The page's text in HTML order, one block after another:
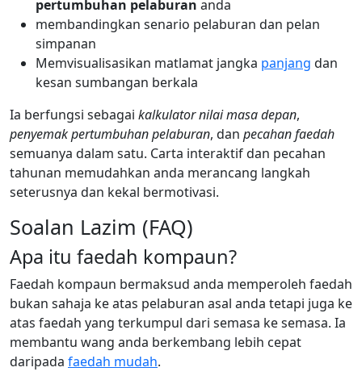
pertumbuhan pelaburan anda
membandingkan senario pelaburan dan pelan
simpanan
Memvisualisasikan matlamat jangka panjang dan
kesan sumbangan berkala
Ia berfungsi sebagai kalkulator nilai masa depan,
penyemak pertumbuhan pelaburan, dan pecahan faedah
semuanya dalam satu. Carta interaktif dan pecahan
tahunan memudahkan anda merancang langkah
seterusnya dan kekal bermotivasi.
Soalan Lazim (FAQ)
Apa itu faedah kompaun?
Faedah kompaun bermaksud anda memperoleh faedah
bukan sahaja ke atas pelaburan asal anda tetapi juga ke
atas faedah yang terkumpul dari semasa ke semasa. Ia
membantu wang anda berkembang lebih cepat
daripada faedah mudah.